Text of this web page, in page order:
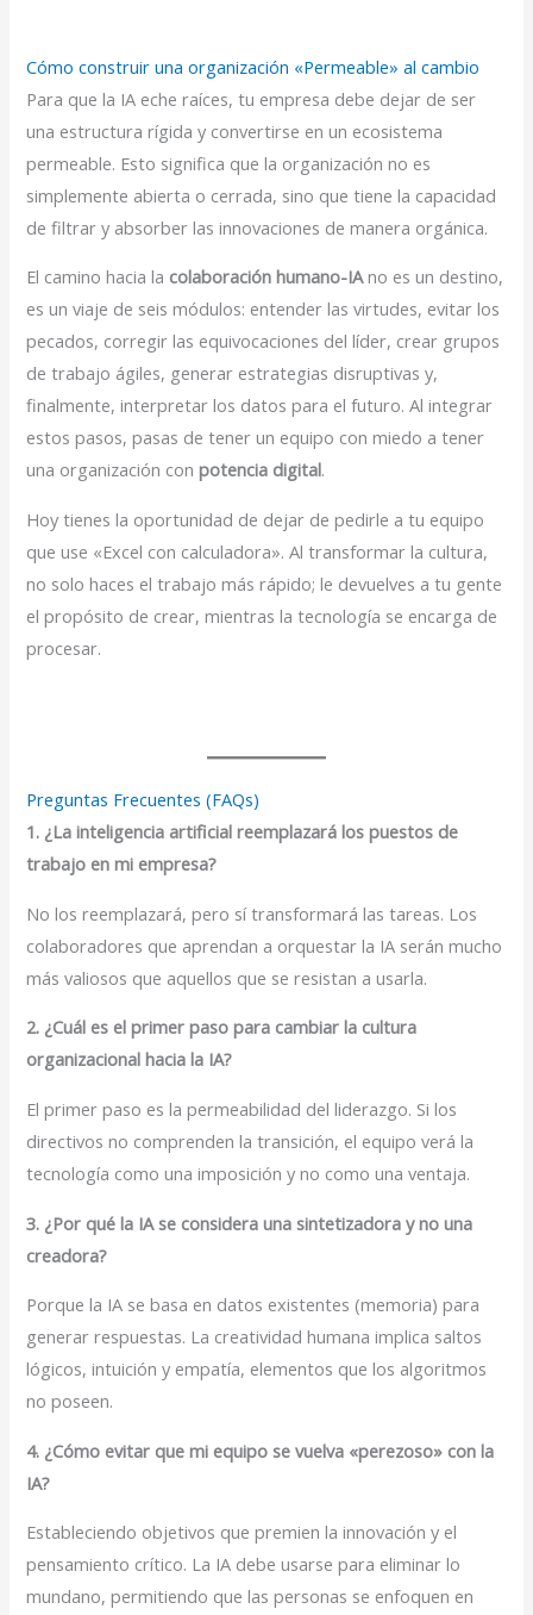
Cómo construir una organización «Permeable» al cambio
Para que la IA eche raíces, tu empresa debe dejar de ser
una estructura rígida y convertirse en un ecosistema
permeable. Esto significa que la organización no es
simplemente abierta o cerrada, sino que tiene la capacidad
de filtrar y absorber las innovaciones de manera orgánica.
El camino hacia la colaboración humano-IAno es un destino,
es un viaje de seis módulos: entender las virtudes, evitar los
pecados, corregir las equivocaciones del líder, crear grupos
de trabajo ágiles, generar estrategias disruptivas y,
finalmente, interpretar los datos para el futuro. Al integrar
estos pasos, pasas de tener un equipo con miedo a tener
una organización conpotencia digital.
Hoy tienes la oportunidad de dejar de pedirle a tu equipo
que use «Excel con calculadora». Al transformar la cultura,
no solo haces el trabajo más rápido; le devuelves a tu gente
el propósito de crear, mientras la tecnología se encarga de
procesar.
Preguntas Frecuentes (FAQs)
1. ¿La inteligencia artificial reemplazará los puestos de
trabajo en mi empresa?
No los reemplazará, pero sí transformará las tareas. Los
colaboradores que aprendan a orquestar la IA serán mucho
más valiosos que aquellos que se resistan a usarla.
2. ¿Cuál es el primer paso para cambiar la cultura
organizacional hacia la IA?
El primer paso es la permeabilidad del liderazgo. Si los
directivos no comprenden la transición, el equipo verá la
tecnología como una imposición y no como una ventaja.
3. ¿Por qué la IA se considera una sintetizadora y no una
creadora?
Porque la IA se basa en datos existentes (memoria) para
generar respuestas. La creatividad humana implica saltos
lógicos, intuición y empatía, elementos que los algoritmos
no poseen.
4. ¿Cómo evitar que mi equipo se vuelva «perezoso» con la
IA?
Estableciendo objetivos que premien la innovación y el
pensamiento crítico. La IA debe usarse para eliminar lo
mundano, permitiendo que las personas se enfoquen en